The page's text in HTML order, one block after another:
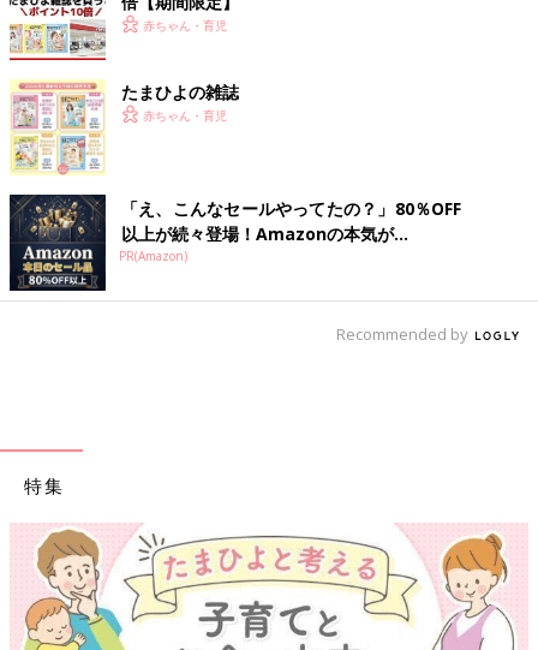
赤ちゃん・育児
たまひよの雑誌
赤ちゃん・育児
「え、こんなセールやってたの？」80％OFF
以上が続々登場！Amazonの本気が...
PR(Amazon)
Recommended by
特集